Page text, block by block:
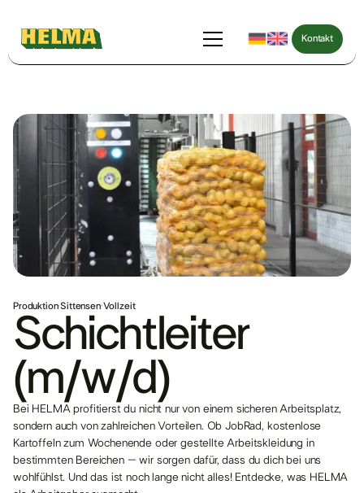
Kontakt
Produktion·Sittensen·Vollzeit
Schichtleiter
(m/w/d)
Bei HELMA profitierst du nicht nur von einem sicheren Arbeitsplatz,
sondern auch von zahlreichen Vorteilen. Ob JobRad, kostenlose
Kartoffeln zum Wochenende oder gestellte Arbeitskleidung in
bestimmten Bereichen – wir sorgen dafür, dass du dich bei uns
wohlfühlst. Und das ist noch lange nicht alles! Entdecke, was HELMA